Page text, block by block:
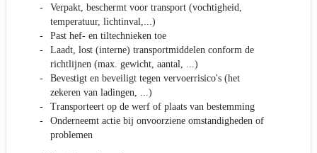
Verpakt, beschermt voor transport (vochtigheid,
temperatuur, lichtinval,...)
Past hef- en tiltechnieken toe
Laadt, lost (interne) transportmiddelen conform de
richtlijnen (max. gewicht, aantal, ...)
Bevestigt en beveiligt tegen vervoerrisico's (het
zekeren van ladingen, ...)
Transporteert op de werf of plaats van bestemming
Onderneemt actie bij onvoorziene omstandigheden of
problemen